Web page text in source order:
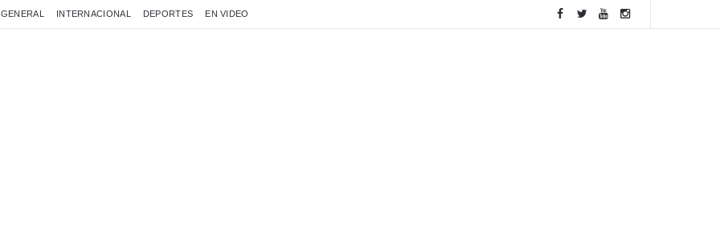
GENERAL INTERNACIONAL DEPORTES EN VIDEO